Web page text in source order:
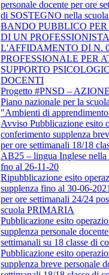
personale docente per ore
di SOSTEGNO nella
BANDO PUBBLICO
DI UN
L'AFFIDAMENTO DI N.
PROFESSIONALE PER
SUPPORTO
DOCENTI
Progetto #PNSD –
Piano nazionale per la
"Ambienti di
Avviso Pubblicazione esito
conferimento supplenza
per ore settimanali 18/18
AB25 – lingua Inglese nella
fno al 26-11-20
Ripubblicazione esito
supplenza fino al 30-06-
per ore settimanali 24/24
scuola PRIMARIA
Pubblicazione esito
supplenza personale
settimanali su 18 classe di
Pubblicazione esito
supplenza breve personale